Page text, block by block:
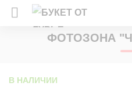
ГЛАВНАЯ
ФОТОЗОНА
В НАЛИЧИИ